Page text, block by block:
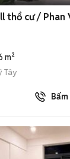
thổ cư / Phan
m²
Tây